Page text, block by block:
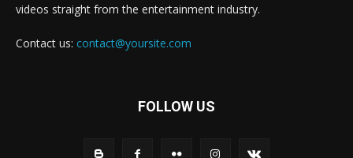
videos straight from the entertainment industry.
Contact us: contact@yoursite.com
FOLLOW US